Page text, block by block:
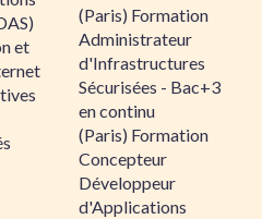
et
(Paris) Formation
Administrateur
d'Infrastructures
Sécurisées - Bac+3
en continu
(Paris) Formation
Concepteur
Développeur
d'Applications